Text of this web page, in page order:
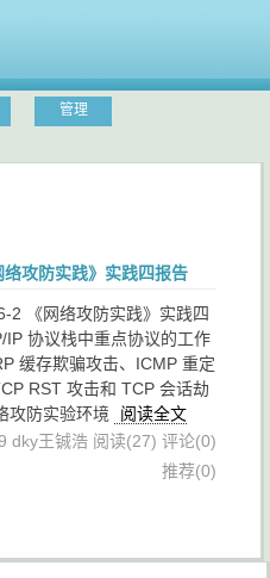
管理
攻防实践》实践四报告
2 《网络攻防实践》实践四
协议栈中重点协议的工作
缓存欺骗攻击、ICMP 重定
RST 攻击和 TCP 会话劫
攻防实验环境
阅读全文
dky王铖浩 阅读(27) 评论(0)
推荐(0)